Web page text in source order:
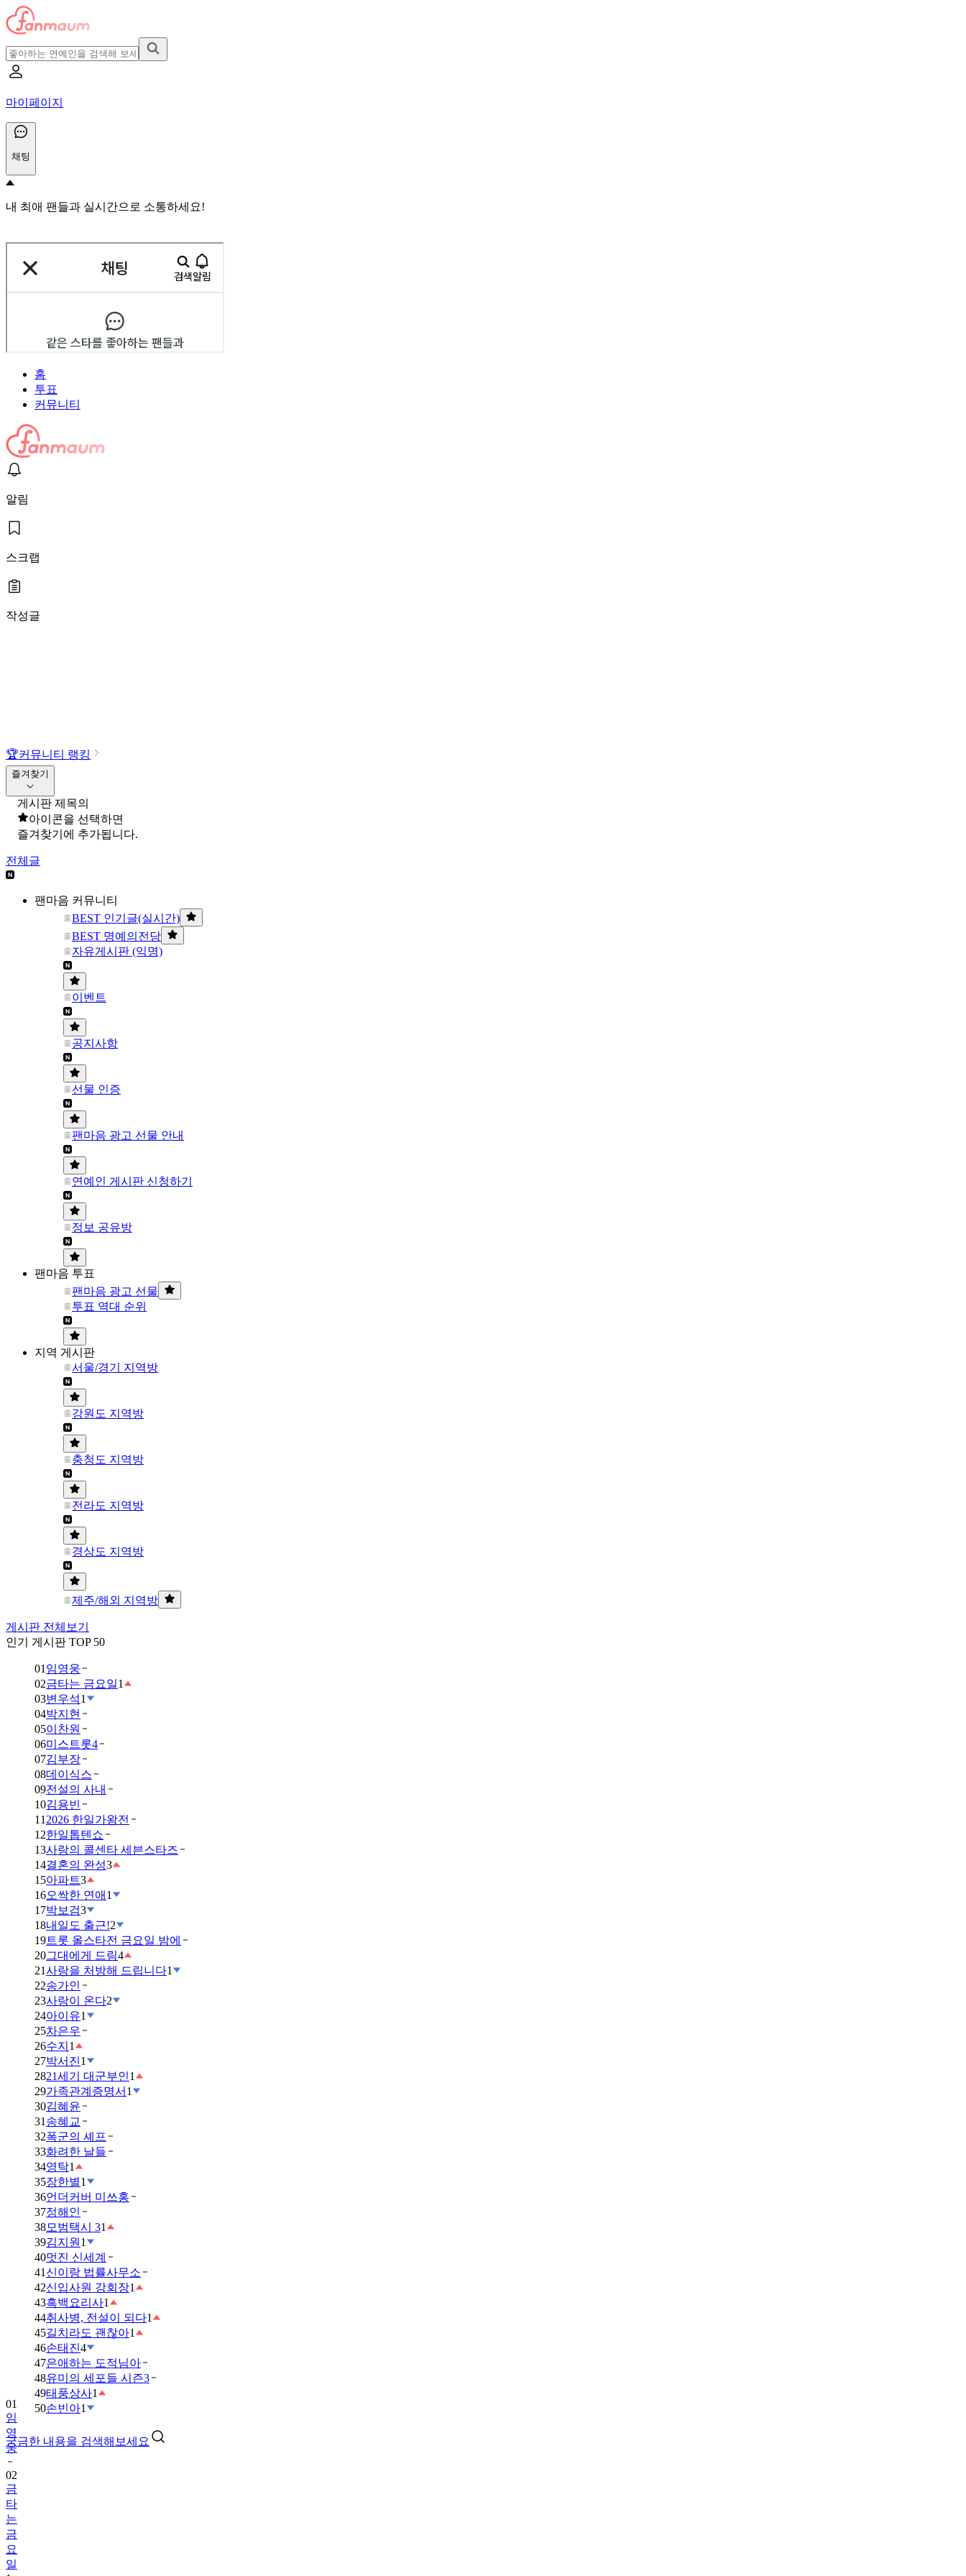
마이페이지
채팅
내 최애 팬들과 실시간으로 소통하세요!
홈
투표
커뮤니티
알림
스크랩
작성글
🏆커뮤니티 랭킹
즐겨찾기
게시판 제목의
아이콘을 선택하면
즐겨찾기에 추가됩니다.
전체글
팬마음 커뮤니티
BEST 인기글(실시간)
BEST 명예의전당
자유게시판 (익명)
이벤트
공지사항
선물 인증
팬마음 광고 선물 안내
연예인 게시판 신청하기
정보 공유방
팬마음 투표
팬마음 광고 선물
투표 역대 순위
지역 게시판
서울/경기 지역방
강원도 지역방
충청도 지역방
전라도 지역방
경상도 지역방
제주/해외 지역방
게시판 전체보기
인기 게시판 TOP 50
01 임영웅
02금타는 금요일1
03변우석1
04박지현
05이찬원
06미스트롯4
07김부장
08데이식스
09전설의 사내
10김용빈
11 2026 한일가왕전
12한일톱텐쇼
13사랑의 콜센타 세븐스타즈
14결혼의 완성3
15아파트3
16오싹한 연애 1
17박보검3
18내일도 출근!2
19트롯 올스타전 금요일 밤에
20그대에게 드림4
21사랑을 처방해 드립니다1
22송가인
23사랑이 온다2
24아이유1
25차은우
26수지 1
27박서진1
2821세기 대군부인1
29가족관계증명서 1
30김혜윤
31 송혜교
32폭군의 셰프
33화려한 날들
34영탁1
35장한별1
36언더커버 미쓰홍
37정해인
38모범택시 31
39김지원 1
40멋진 신세계
41 신이랑 법률사무소
42신입사원 강회장1
43흑백요리사1
44취사병, 전설이 되다1
45길치라도 괜찮아1
46손태진4
47은애하는 도적님아
48유미의 세포들 시즌3
49태풍상사1
50손빈아1
궁금한 내용을 검색해보세요
01
임
영
웅
02
금
타
는
금
요
일